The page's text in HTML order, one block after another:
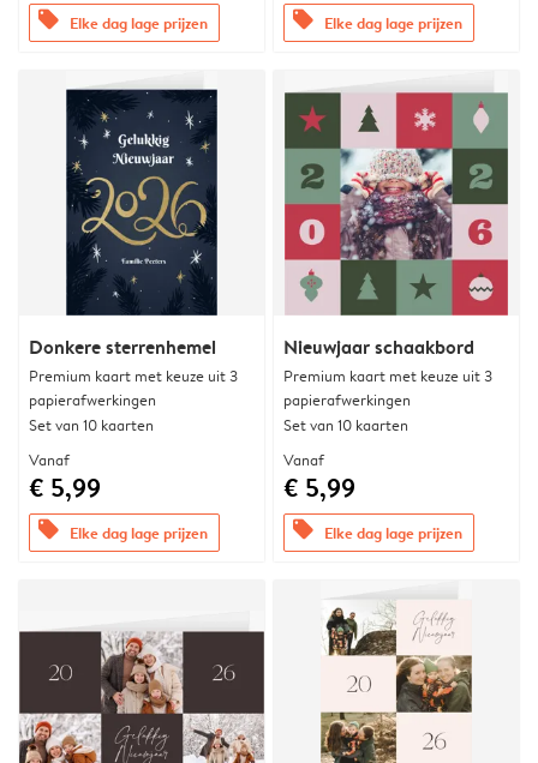
offers Elke dag lage prijzen offers Elke dag lage prijzen
Donkere sterrenhemel
Premium kaart met keuze uit 3
papierafwerkingen
Set van 10 kaarten
Vanaf
€ 5,99
offers Elke dag lage prijzen
Nieuwjaar schaakbord
Premium kaart met keuze uit 3
papierafwerkingen
Set van 10 kaarten
Vanaf
€ 5,99
offers Elke dag lage prijzen